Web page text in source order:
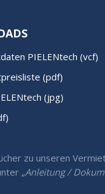
PIELENtech (vcf)
(pdf)
(jpg)
zu unseren
„Anleitung /